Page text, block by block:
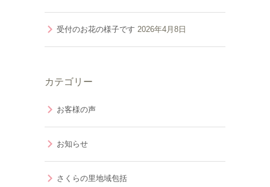
受付のお花の様子です 2026年4月8日
カテゴリー
お客様の声
お知らせ
さくらの里地域包括